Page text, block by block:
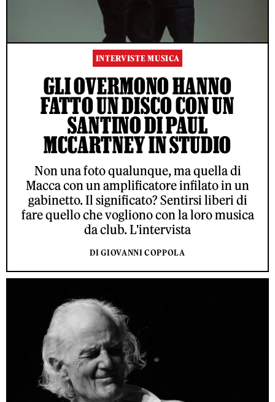
INTERVISTE MUSICA
GLI OVERMONO HANNO
FATTO UN DISCO CON UN
SANTINO DI PAUL
MCCARTNEY IN STUDIO
Non una foto qualunque, ma quella di
Macca con un amplificatore infilato in un
gabinetto. Il significato? Sentirsi liberi di
fare quello che vogliono con la loro musica
da club. L'intervista
DI GIOVANNI COPPOLA